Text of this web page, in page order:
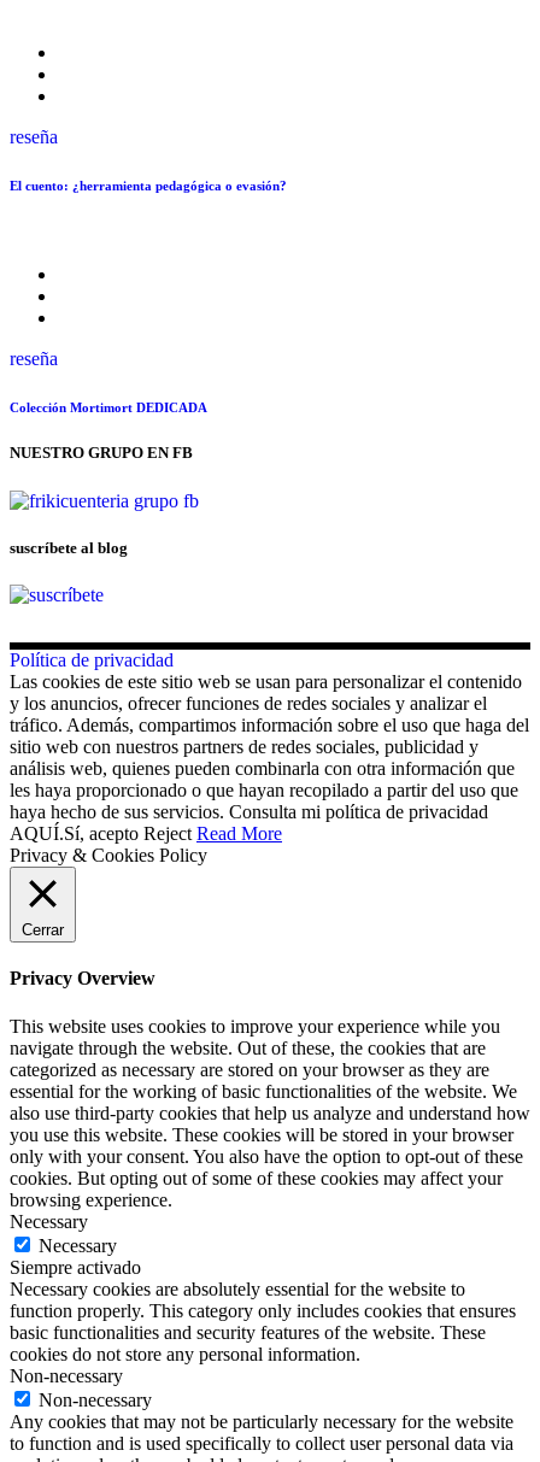
reseña
El cuento: ¿herramienta pedagógica o evasión?
reseña
Colección Mortimort DEDICADA
NUESTRO GRUPO EN FB
suscríbete al blog
Política de privacidad
Las cookies de este sitio web se usan para personalizar el contenido
y los anuncios, ofrecer funciones de redes sociales y analizar el
tráfico. Además, compartimos información sobre el uso que haga del
sitio web con nuestros partners de redes sociales, publicidad y
análisis web, quienes pueden combinarla con otra información que
les haya proporcionado o que hayan recopilado a partir del uso que
haya hecho de sus servicios. Consulta mi política de privacidad
AQUÍ.Sí, acepto Reject Read More
Privacy & Cookies Policy
Cerrar
Privacy Overview
This website uses cookies to improve your experience while you
navigate through the website. Out of these, the cookies that are
categorized as necessary are stored on your browser as they are
essential for the working of basic functionalities of the website. We
also use third-party cookies that help us analyze and understand how
you use this website. These cookies will be stored in your browser
only with your consent. You also have the option to opt-out of these
cookies. But opting out of some of these cookies may affect your
browsing experience.
Necessary
Necessary
Siempre activado
Necessary cookies are absolutely essential for the website to
function properly. This category only includes cookies that ensures
basic functionalities and security features of the website. These
cookies do not store any personal information.
Non-necessary
Non-necessary
Any cookies that may not be particularly necessary for the website
to function and is used specifically to collect user personal data via